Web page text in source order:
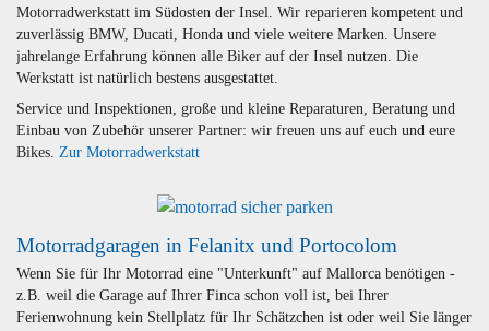
Motorradwerkstatt im Südosten der Insel. Wir reparieren kompetent und
zuverlässig BMW, Ducati, Honda und viele weitere Marken. Unsere
jahrelange Erfahrung können alle Biker auf der Insel nutzen. Die
Werkstatt ist natürlich bestens ausgestattet.
Service und Inspektionen, große und kleine Reparaturen, Beratung und
Einbau von Zubehör unserer Partner: wir freuen uns auf euch und eure
Bikes. Zur Motorradwerkstatt
Motorradgaragen in Felanitx und Portocolom
Wenn Sie für Ihr Motorrad eine "Unterkunft" auf Mallorca benötigen -
z.B. weil die Garage auf Ihrer Finca schon voll ist, bei Ihrer
Ferienwohnung kein Stellplatz für Ihr Schätzchen ist oder weil Sie länger